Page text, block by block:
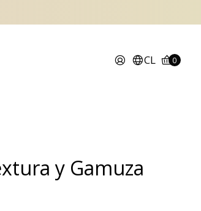
CL 0
y Gamuza